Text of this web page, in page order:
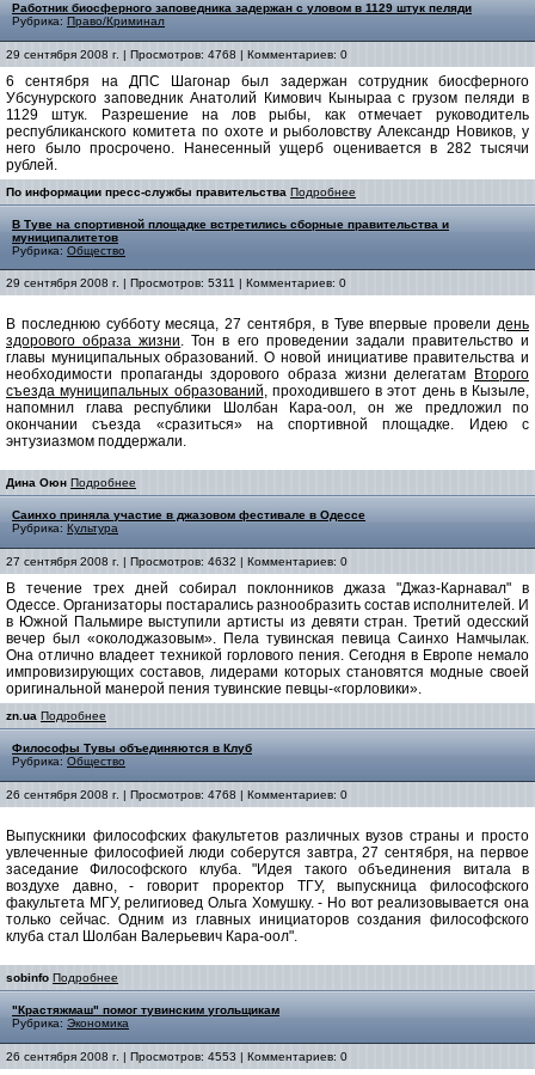
Работник биосферного заповедника задержан с уловом в 1129 штук пеляди
Рубрика: Право/Криминал
29 сентября 2008 г. | Просмотров: 4768 | Комментариев: 0
6 сентября на ДПС Шагонар был задержан сотрудник биосферного
Убсунурского заповедник Анатолий Кимович Кыныраа с грузом пеляди в
1129 штук. Разрешение на лов рыбы, как отмечает руководитель
республиканского комитета по охоте и рыболовству Александр Новиков, у
него было просрочено. Нанесенный ущерб оценивается в 282 тысячи
рублей.
По информации пресс-службы правительства Подробнее
В Туве на спортивной площадке встретились сборные правительства и
муниципалитетов
Рубрика: Общество
29 сентября 2008 г. | Просмотров: 5311 | Комментариев: 0
В последнюю субботу месяца, 27 сентября, в Туве впервые провели день
здорового образа жизни. Тон в его проведении задали правительство и
главы муниципальных образований. О новой инициативе правительства и
необходимости пропаганды здорового образа жизни делегатам
Второго
съезда муниципальных образований, проходившего в этот день в Кызыле,
напомнил глава республики Шолбан Кара-оол, он же предложил по
окончании съезда «сразиться» на спортивной площадке. Идею с
энтузиазмом поддержали.
Дина Оюн Подробнее
Саинхо приняла участие в джазовом фестивале в Одессе
Рубрика: Культура
27 сентября 2008 г. | Просмотров: 4632 | Комментариев: 0
В течение трех дней собирал поклонников джаза "Джаз-Карнавал" в
Одессе. Организаторы постарались разнообразить состав исполнителей. И
в Южной Пальмире выступили артисты из девяти стран. Третий одесский
вечер был «околоджазовым». Пела тувинская певица Саинхо Намчылак.
Она отлично владеет техникой горлового пения. Сегодня в Европе немало
импровизирующих составов, лидерами которых становятся модные своей
оригинальной манерой пения тувинские певцы-«горловики».
zn.ua Подробнее
Философы Тувы объединяются в Клуб
Рубрика: Общество
26 сентября 2008 г. | Просмотров: 4768 | Комментариев: 0
Выпускники философских факультетов различных вузов страны и просто
увлеченные философией люди соберутся завтра, 27 сентября, на первое
заседание Философского клуба. "Идея такого объединения витала в
воздухе давно, - говорит проректор ТГУ, выпускница философского
факультета МГУ, религиовед Ольга Хомушку. - Но вот реализовывается она
только сейчас. Одним из главных инициаторов создания философского
клуба стал Шолбан Валерьевич Кара-оол".
sobinfo Подробнее
"Крастяжмаш" помог тувинским угольщикам
Рубрика: Экономика
26 сентября 2008 г. | Просмотров: 4553 | Комментариев: 0